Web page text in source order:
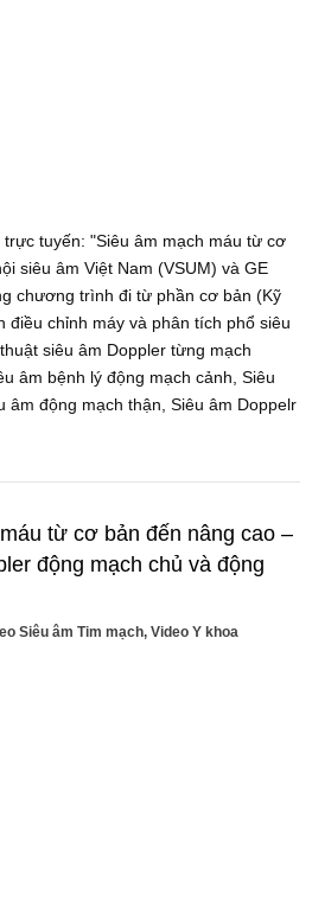
tuyến: "Siêu âm mạch máu từ cơ
siêu âm Việt Nam (VSUM) và GE
chương trình đi từ phần cơ bản (Kỹ
điều chỉnh máy và phân tích phổ siêu
siêu âm Doppler từng mạch
âm bệnh lý động mạch cảnh, Siêu
âm động mạch thận, Siêu âm Doppelr
từ cơ bản đến nâng cao –
động mạch chủ và động
Siêu âm Tim mạch, Video Y khoa